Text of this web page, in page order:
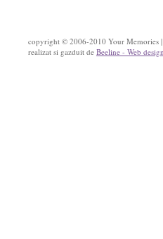
copyright © 2006-2010 Your Memories |
realizat si gazduit de Beeline - Web